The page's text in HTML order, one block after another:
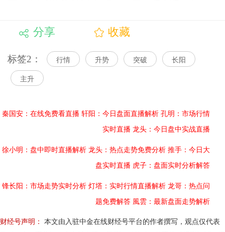
分享 收藏
标签2： 行情 升势 突破 长阳
主升
秦国安：在线免费看直播 轩阳：今日盘面直播解析 孔明：市场行情
实时直播 龙头：今日盘中实战直播
徐小明：盘中即时直播解析 龙头：热点走势免费分析 推手：今日大
盘实时直播 虎子：盘面实时分析解答
锋长阳：市场走势实时分析 灯塔：实时行情直播解析 龙哥：热点问
题免费解答 風雲：最新盘面走势解析
财经号声明：
本文由入驻中金在线财经号平台的作者撰写，观点仅代表